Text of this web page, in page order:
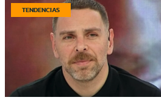
TENDENCIAS